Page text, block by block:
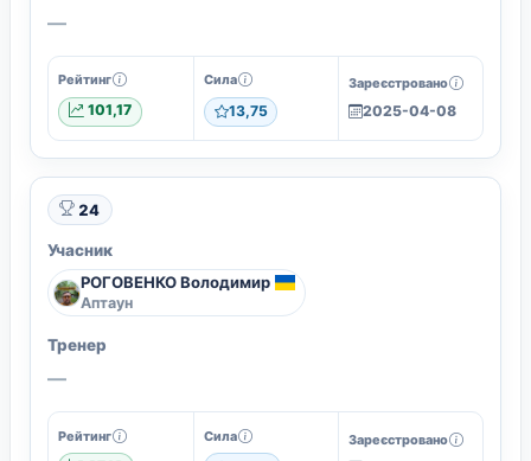
—
Рейтинг
101,17
Сила
13,75
Зареєстровано
2025-04-08
24
Учасник
РОГОВЕНКО Володимир
Аптаун
Тренер
—
Рейтинг Сила Зареєстровано